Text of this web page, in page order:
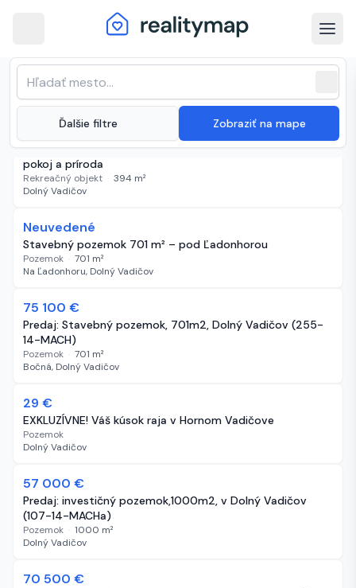
Ďalšie filtre Zobraziť na mape
Dolný Vadičov · Najnovšie
nehnuteľnosti na predaj
(8 inzerátov)
Zoradenie zoznamu
75 000 €
Rezervované - Chata pod Ľadonhorou - /394 m2/ –
pokoj a príroda
Rekreačný objekt · 394 m²
Dolný Vadičov
79 dní
Neuvedené
Stavebný pozemok 701 m² – pod Ľadonhorou
Pozemok · 701 m²
Na Ľadonhoru, Dolný Vadičov
119 dní
75 100 €
Predaj: Stavebný pozemok, 701m2, Dolný Vadičov (255-
14-MACH)
Pozemok · 701 m²
Bočná, Dolný Vadičov
136 dní
29 €
EXKLUZÍVNE! Váš kúsok raja v Hornom Vadičove
Pozemok
Dolný Vadičov
242 dní
57 000 €
Predaj: investičný pozemok,1000m2, v Dolný Vadičov
(107-14-MACHa)
Pozemok · 1000 m²
Dolný Vadičov
242 dní
70 500 €